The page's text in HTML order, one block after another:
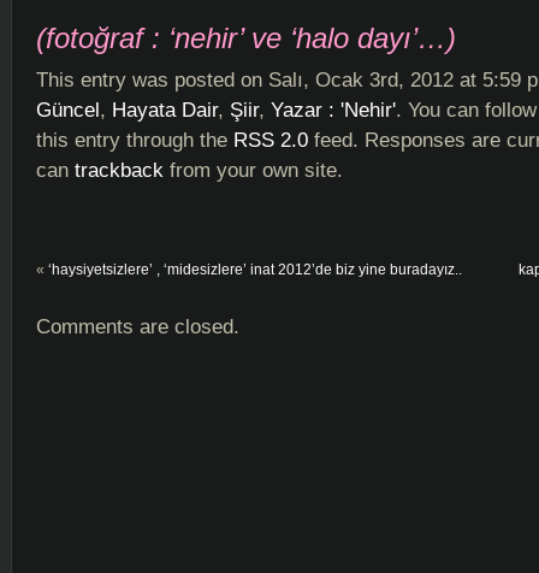
(fotoğraf : ‘nehir’ ve ‘halo dayı’…)
This entry was posted on Salı, Ocak 3rd, 2012 at 5:59
Güncel, Hayata Dair, Şiir, Yazar : 'Nehir'. You can
this entry through the RSS 2.0 feed. Responses are
can trackback from your own site.
« ‘haysiyetsizlere’ , ‘midesizlere’ inat 2012’de biz yine buradayız..
Comments are closed.